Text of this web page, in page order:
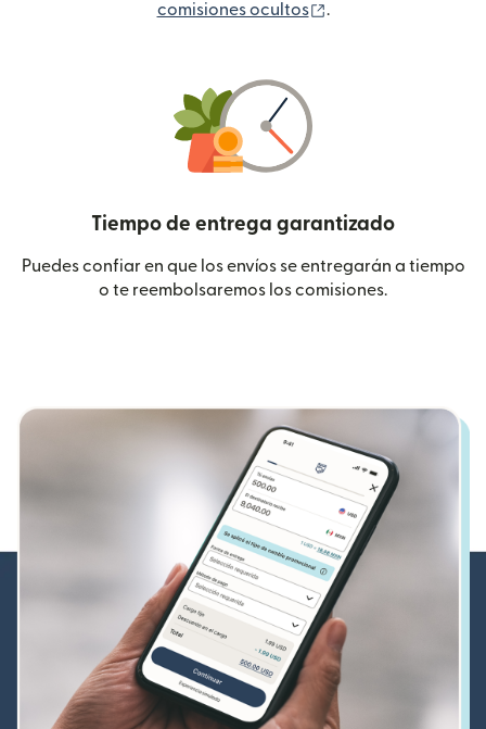
comisiones ocultos
.
Tiempo de entrega garantizado
Puedes confiar en que los envíos se entregarán a tiempo
o te reembolsaremos los comisiones.